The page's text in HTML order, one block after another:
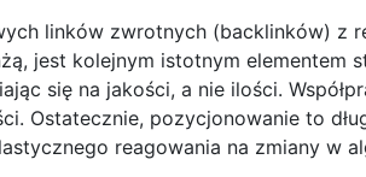
linków zwrotnych (backlinków) z
jest kolejnym istotnym elementem
się na jakości, a nie ilości.
Ostatecznie, pozycjonowanie to
reagowania na zmiany w